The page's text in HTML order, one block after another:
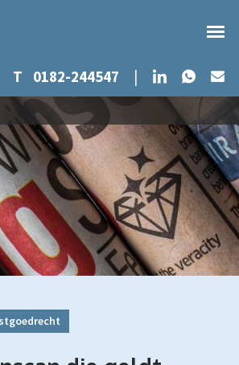
gaan
T 0182-244547 | LinkedIn